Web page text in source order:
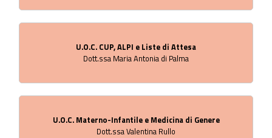
U.O.C. CUP, ALPI e Liste di Attesa
Dott.ssa Maria Antonia di Palma
U.O.C. Materno-Infantile e Medicina di Genere
Dott.ssa Valentina Rullo